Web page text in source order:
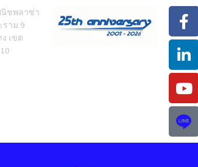
ณิชพลาซ่า
าม 9
เขต